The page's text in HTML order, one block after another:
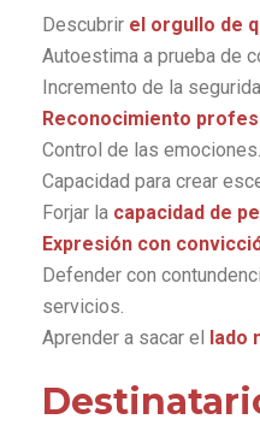
Descubrir el orgullo de
Autoestima a prueba de
Incremento de la
Reconocimiento
Control de las emociones.
Capacidad para crear
Forjar la capacidad de
Expresión con
Defender con
servicios.
Aprender a sacar el lado